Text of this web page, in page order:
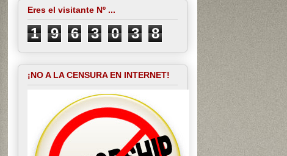
Eres el visitante Nº ...
1 9 6 3 0 3 8
¡NO A LA CENSURA EN INTERNET!